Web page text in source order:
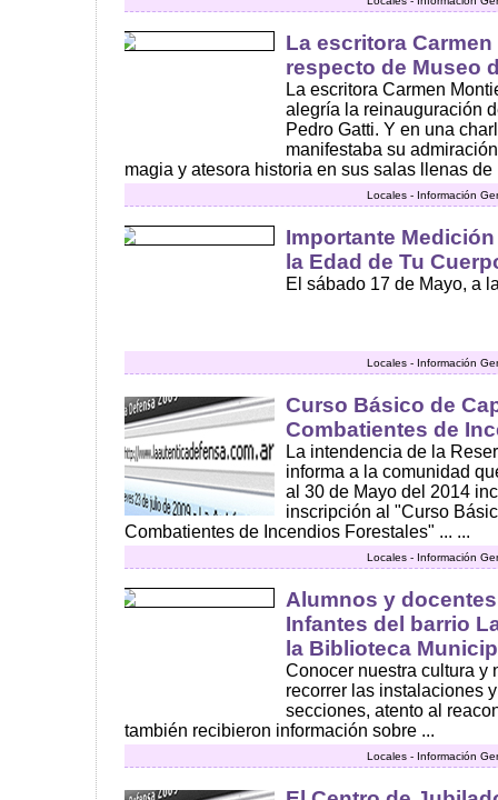
La escritora
respecto de Museo
La escritora Carmen
alegría la reinauguración
Pedro Gatti. Y en una
manifestaba su
magia y atesora historia en sus salas llenas de
Locales - Información
Importante
la Edad de Tu
El sábado 17 de Mayo, a
Locales - Información
Curso Básico de
Combatientes de
La intendencia de la
informa a la comunidad
al 30 de Mayo del 2014
inscripción al "Curso
Combatientes de Incendios Forestales" ... ...
Locales - Información
Alumnos y
Infantes del barrio
la Biblioteca
Conocer nuestra cultura y
recorrer las instalaciones
secciones, atento al
también recibieron información sobre ...
Locales - Información